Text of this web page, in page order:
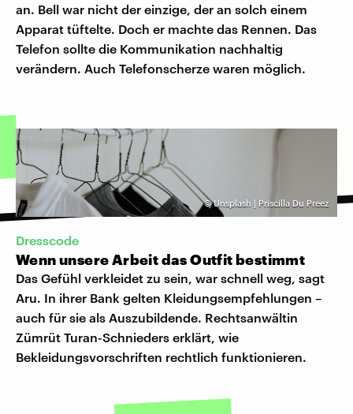
an. Bell war nicht der einzige, der an solch einem
Apparat tüftelte. Doch er machte das Rennen. Das
Telefon sollte die Kommunikation nachhaltig
verändern. Auch Telefonscherze waren möglich.
©Unsplash | Priscilla Du Preez
Dresscode
Wenn unsere Arbeit das Outfit bestimmt
Das Gefühl verkleidet zu sein, war schnell weg, sagt
Aru. In ihrer Bank gelten Kleidungsempfehlungen –
auch für sie als Auszubildende. Rechtsanwältin
Zümrüt Turan-Schnieders erklärt, wie
Bekleidungsvorschriften rechtlich funktionieren.